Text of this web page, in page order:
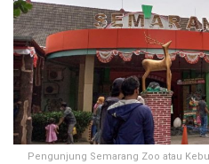
Pengunjung Semarang Zoo atau